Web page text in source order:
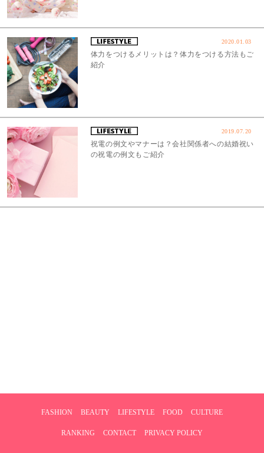
2020.01.03
体力をつけるメリットは？体力をつける方法もご
紹介
2019.07.20
祝電の例文やマナーは？会社関係者への結婚祝い
の祝電の例文もご紹介
FASHION BEAUTY LIFESTYLE FOOD CULTURE
RANKING CONTACT PRIVACY POLICY